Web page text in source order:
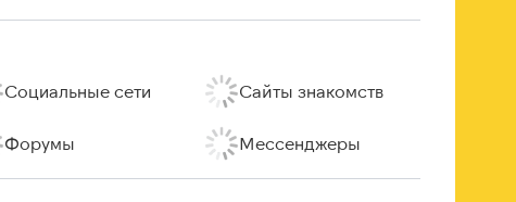
Социальные сети Сайты знакомств
Форумы Мессенджеры